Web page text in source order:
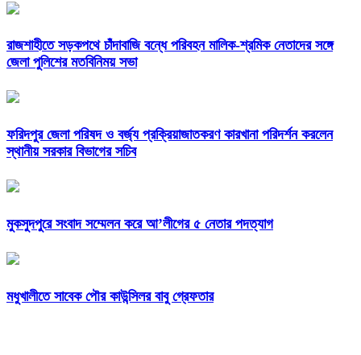
রাজশাহীতে সড়কপথে চাঁদাবাজি বন্ধে পরিবহন মালিক-শ্রমিক নেতাদের সঙ্গে
জেলা পুলিশের মতবিনিময় সভা
ফরিদপুর জেলা পরিষদ ও বর্জ্য প্রক্রিয়াজাতকরণ কারখানা পরিদর্শন করলেন
স্থানীয় সরকার বিভাগের সচিব
মুকসুদপুরে সংবাদ সম্মেলন করে আ’লীগের ৫ নেতার পদত্যাগ
মধুখালীতে সাবেক পৌর কাউন্সিলর বাবু গ্রেফতার